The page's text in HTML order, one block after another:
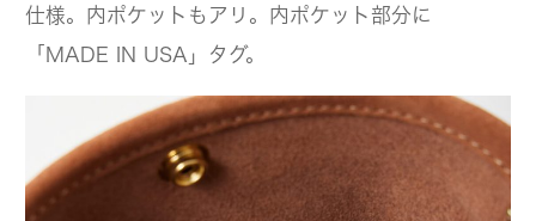
仕様。内ポケットもアリ。内ポケット部分に
「MADE IN USA」タグ。